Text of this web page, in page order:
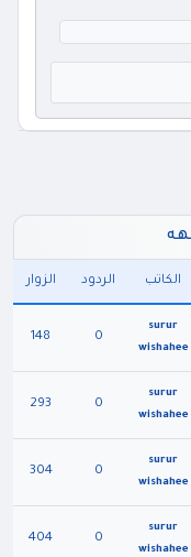
الكاتب الردود الزوار
surur
wishahee
0
148
surur
wishahee
0
293
surur
wishahee
0
304
surur
wishahee
0
404